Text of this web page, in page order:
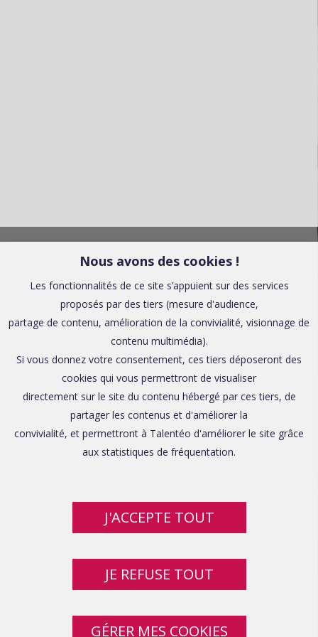
Nous avons des cookies !
Les fonctionnalités de ce site s’appuient sur des services
proposés par des tiers (mesure d'audience,
partage de contenu, amélioration de la convivialité, visionnage de
contenu multimédia).
Si vous donnez votre consentement, ces tiers déposeront des
cookies qui vous permettront de visualiser
directement sur le site du contenu hébergé par ces tiers, de
partager les contenus et d'améliorer la
convivialité, et permettront à Talentéo d'améliorer le site grâce
aux statistiques de fréquentation.
J'ACCEPTE TOUT
JE REFUSE TOUT
GÉRER MES COOKIES